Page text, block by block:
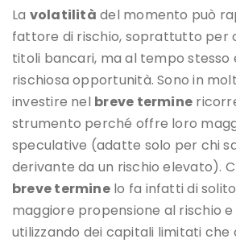
La volatilità del momento può
fattore di rischio, soprattutto per
titoli bancari, ma al tempo stesso
rischiosa opportunità. Sono in
investire nel breve termine
strumento perché offre loro
speculative (adatte solo per chi
derivante da un rischio elevato).
breve terminelo fa infatti di
maggiore propensione al rischio e
utilizzando dei capitali limitati che